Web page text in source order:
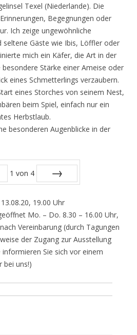
Texel (Niederlande). Die
Begegnungen oder
Ich zeige ungewöhnliche
seltene Gäste wie Ibis, Löffler oder
mich ein Käfer, die Art in der
Stärke einer Ameise oder
eines Schmetterlings verzaubern.
eines Storches von seinem Nest,
beim Spiel, einfach nur ein
Herbstlaub.
besonderen Augenblicke in der
1 von 4
19.00 Uhr
Mo. – Do. 8.30 – 16.00 Uhr,
Vereinbarung (durch Tagungen
der Zugang zur Ausstellung
Sie sich vor einem
bei uns!)